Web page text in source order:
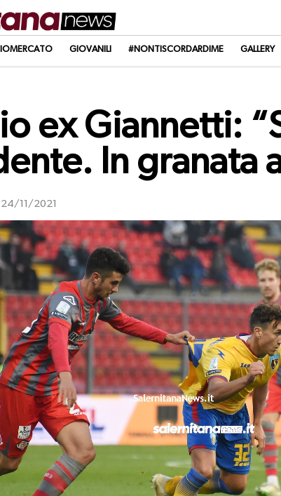
GIOVANILI #NONTISCORDARDIME GALLERY
ex Giannetti:
In granata
24/11/2021